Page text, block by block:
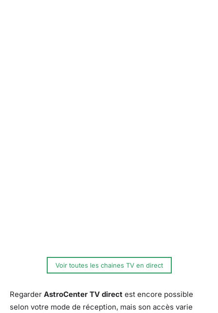
Voir toutes les chaines TV en direct
Regarder AstroCenter TV direct est encore possible
selon votre mode de réception, mais son accès varie